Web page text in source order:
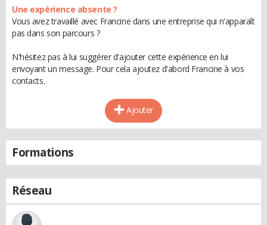
Une expérience absente ?
Vous avez travaillé avec Francine dans une entreprise qui n'apparaît
pas dans son parcours ?
N'hésitez pas à lui suggérer d'ajouter cette expérience en lui
envoyant un message. Pour cela ajoutez d'abord Francine à vos
contacts.
Ajouter
Formations
Réseau